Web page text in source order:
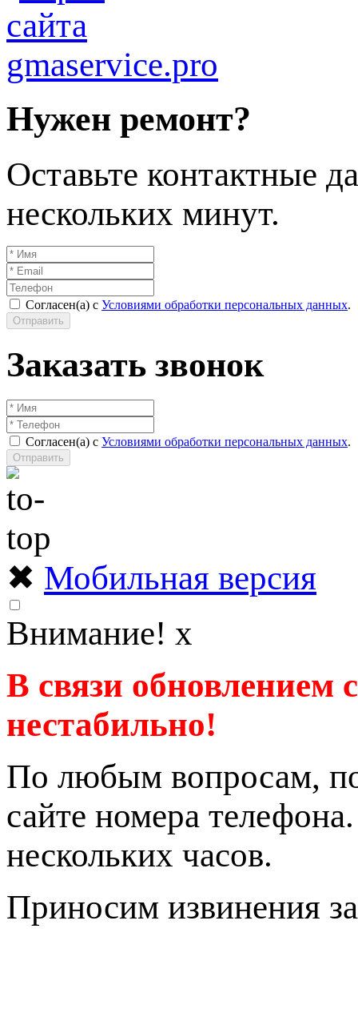
Нужен ремонт?
Оставьте контактные
нескольких минут.
Согласен(а) с Условиями обработки персональных данных.
Отправить
Заказать звонок
Согласен(а) с Условиями обработки персональных данных.
Отправить
✖ Мобильная версия
Внимание! x
В связи обновлением
нестабильно!
По любым вопросам,
сайте номера
нескольких часов.
Приносим извинения